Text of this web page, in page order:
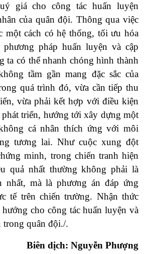
giá cho công tác huấn luyện
của quân đội. Thông qua việc
một cách có hệ thống, tối ưu hóa
pháp huấn luyện và cập
ta có thể nhanh chóng hình thành
tầm gần mang đặc sắc của
quá trình đó, vừa cần tiếp thu
vừa phải kết hợp với điều kiện
triển, hướng tới xây dựng một
cá nhân thích ứng với môi
tương lai. Như cuộc xung đột
minh, trong chiến tranh hiện
quả nhất thường không phải là
nhất, mà là phương án đáp ứng
tế trên chiến trường. Nhận thức
cho công tác huấn luyện và
trong quân đội./.
Biên dịch: Nguyễn Phượng